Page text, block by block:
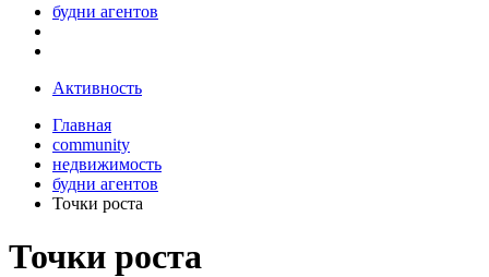
будни агентов
Активность
Главная
community
недвижимость
будни агентов
Точки роста
Точки роста